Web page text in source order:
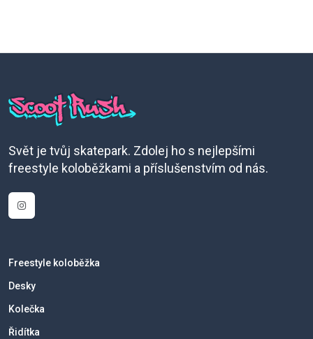
Svět je tvůj skatepark. Zdolej ho s nejlepšími
freestyle koloběžkami a příslušenstvím od nás.
Freestyle koloběžka
Desky
Kolečka
Řidítka